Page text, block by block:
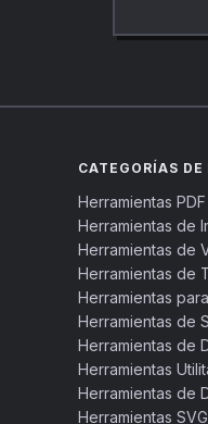
CATEGORÍAS
Herramientas PDF
Herramientas de
Herramientas de
Herramientas de
Herramientas
Herramientas de
Herramientas de
Herramientas
Herramientas de
Herramientas SVG